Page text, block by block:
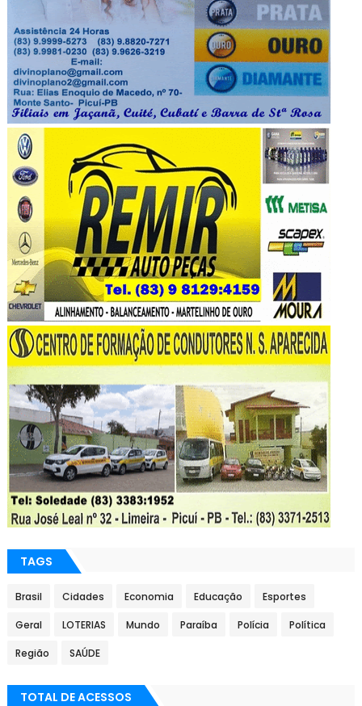
TAGS
Brasil Cidades Economia Educação Esportes
Geral LOTERIAS Mundo Paraíba Polícia Política
Região SAÚDE
TOTAL DE ACESSOS